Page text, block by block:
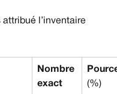
l’inventaire
Nombre
exact
(%)